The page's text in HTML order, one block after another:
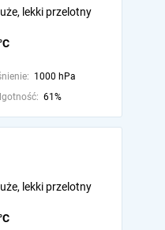
lekki przelotny
1000 hPa
61%
lekki przelotny